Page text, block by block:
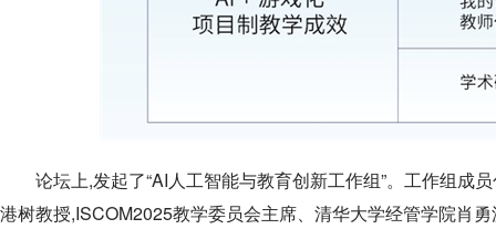
论坛上,发起了“AI人工智能与教育创新工作组”。工作组成
港树教授,ISCOM2025教学委员会主席、清华大学经管学院肖